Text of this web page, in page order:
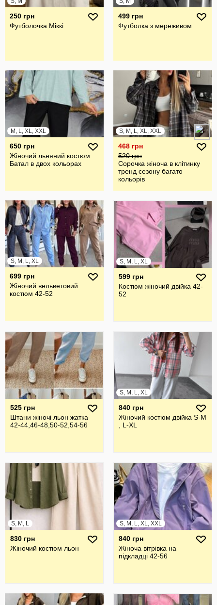
250 грн
Футболочка Міккі
499 грн
Футболка з мереживом
M, L, XL, XXL
650 грн
Жіночий льняний костюм
Батал в двох кольорах
S, M, L, XL, XXL
468 грн
520 грн
Сорочка жіноча в клітинку
тренд сезону багато
кольорів
S, M, L, XL
699 грн
Жіночий вельветовий
костюм 42-52
S, M, L, XL
599 грн
Костюм жіночий двійка 42-
52
525 грн
Штани жіночі льон жатка
42-44,46-48,50-52,54-56
S, M, L, XL
840 грн
Жіночий костюм двійка S-M
, L-XL
S, M, L
830 грн
Жіночий костюм льон
S, M, L, XL, XXL
840 грн
Жіноча вітрівка на
підкладці 42-56